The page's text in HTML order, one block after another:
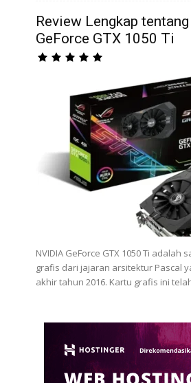
Review Lengkap
GeForce GTX 1050 Ti
NVIDIA GeForce GTX 1050 Ti adalah
grafis dari jajaran arsitektur Pascal
akhir tahun 2016. Kartu grafis ini